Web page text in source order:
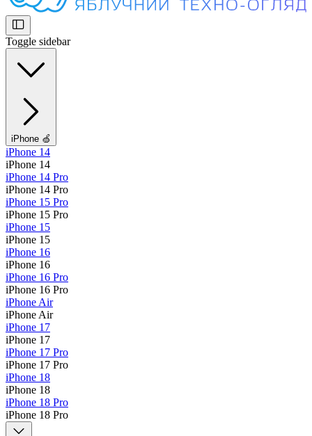
Toggle sidebar
iPhone 🍏
iPhone 14
iPhone 14
iPhone 14 Pro
iPhone 14 Pro
iPhone 15 Pro
iPhone 15 Pro
iPhone 15
iPhone 15
iPhone 16
iPhone 16
iPhone 16 Pro
iPhone 16 Pro
iPhone Air
iPhone Air
iPhone 17
iPhone 17
iPhone 17 Pro
iPhone 17 Pro
iPhone 18
iPhone 18
iPhone 18 Pro
iPhone 18 Pro